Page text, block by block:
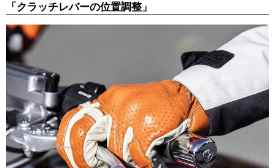
「クラッチレバーの位置調整」